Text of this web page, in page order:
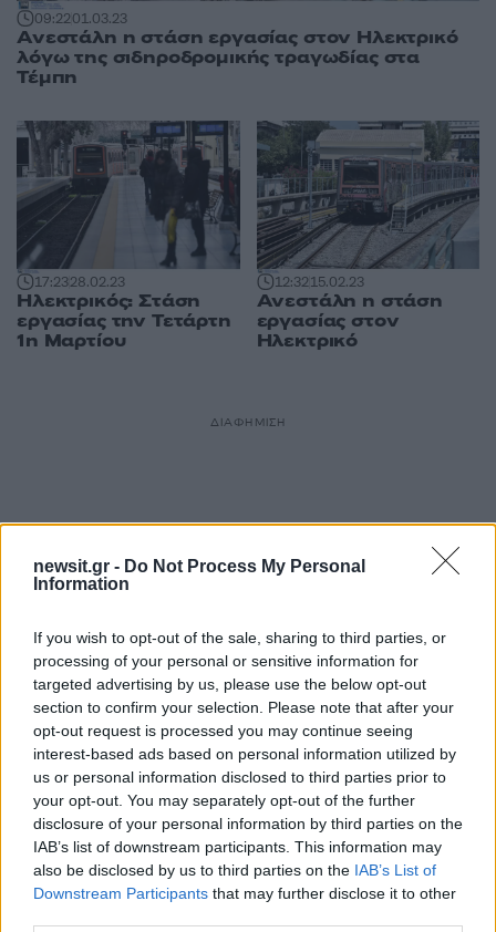
newsit.gr - Do Not Process My Personal
Information
If you wish to opt-out of the sale, sharing to third parties, or
processing of your personal or sensitive information for
targeted advertising by us, please use the below opt-out
section to confirm your selection. Please note that after your
opt-out request is processed you may continue seeing
interest-based ads based on personal information utilized by
us or personal information disclosed to third parties prior to
your opt-out. You may separately opt-out of the further
disclosure of your personal information by third parties on the
IAB’s list of downstream participants. This information may
also be disclosed by us to third parties on the IAB’s List of
Downstream Participants that may further disclose it to other
09:2201.03.23
Ανεστάλη η στάση εργασίας στον Ηλεκτρικό
λόγω της σιδηροδρομικής τραγωδίας στα
Τέμπη
17:2328.02.23
Ηλεκτρικός: Στάση
εργασίας την Τετάρτη
1η Μαρτίου
12:3215.02.23
Ανεστάλη η στάση
εργασίας στον
Ηλεκτρικό
ΔΙΑΦΗΜΙΣΗ